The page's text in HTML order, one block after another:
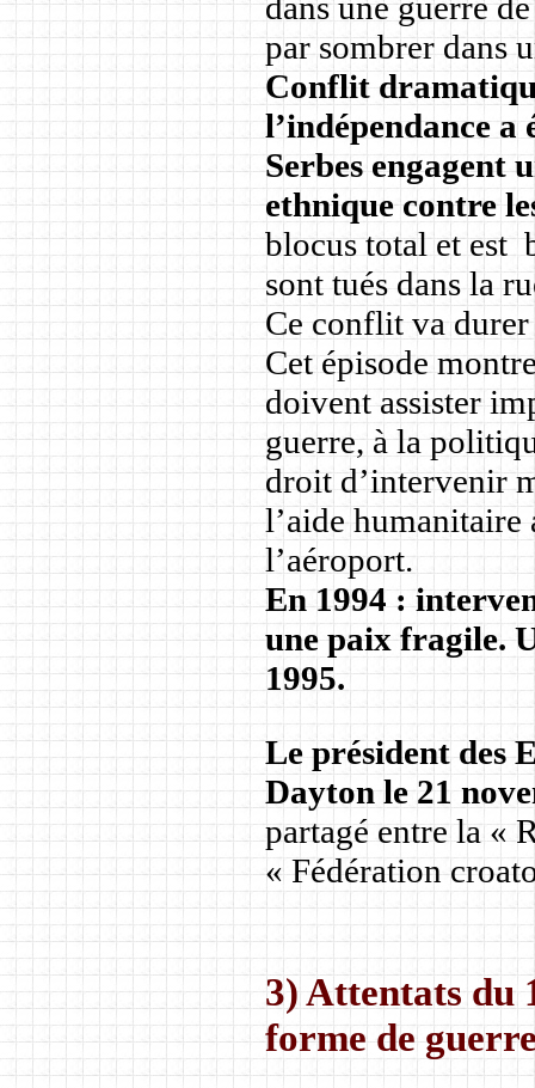
par sombrer dans
Conflit
l’indépendance a
Serbes engagent
ethnique contre
blocus total et est
sont tués dans la
Ce conflit va durer
Cet épisode
doivent assister
guerre, à la
droit d’intervenir
l’aide humanitaire
l’aéroport.
En 1994 :
une paix fragile.
1995.
Le président des
Dayton le 21
partagé entre la «
« Fédération
3) Attentats du
forme de